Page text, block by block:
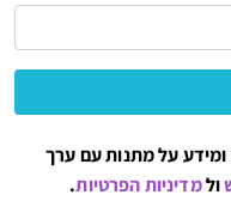
על מתנות עם ערך
ולמדיניות הפרטיות.